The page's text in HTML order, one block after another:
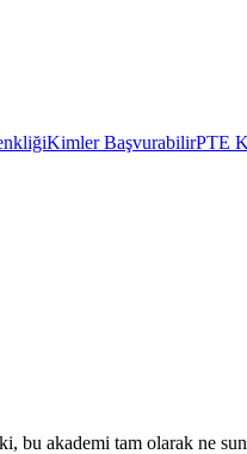
Kimler BaşvurabilirPTE
bu akademi tam olarak ne